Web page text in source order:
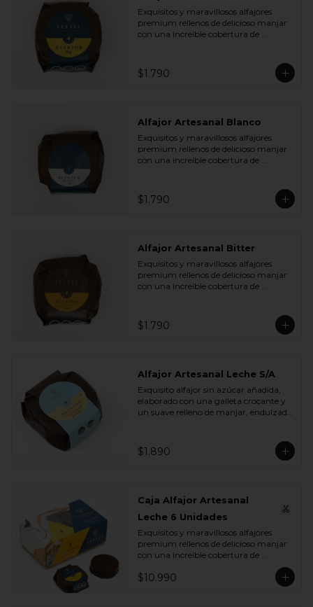
Plátano Chips y Cranberries
- Chocolate Leche 35% Cacao con
Almendras y Nibs de Cacao
- Chocolate Leche 35% Cacao con Maní
Semillas de Zapallo y Quinoa
- Chocolate Bitter 55% Cacao con Maní
Exquisitos y maravillosos alfajores
premium rellenos de delicioso manjar
con una increíble cobertura de
$1.790
Alfajor Artesanal Blanco
Exquisitos y maravillosos alfajores
premium rellenos de delicioso manjar
con una increíble cobertura de
queremos.
$1.790
Alfajor Artesanal Bitter
Exquisitos y maravillosos alfajores
premium rellenos de delicioso manjar
con una increíble cobertura de
$1.790
Alfajor Artesanal Leche S/A
Exquisito alfajor sin azúcar añadida,
elaborado con una galleta crocante y
un suave relleno de manjar, endulzado
azúcar, manteniendo todo el sabor y
la textura que buscas.
$1.890
Caja Alfajor Artesanal
Leche 6 Unidades
Exquisitos y maravillosos alfajores
premium rellenos de delicioso manjar
con una increíble cobertura de
compartir con quienes más queremos.
$10.990